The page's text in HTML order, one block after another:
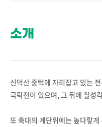
소개
신덕산 중턱에 자리잡고 있는
극락전이 있으며, 그 뒤에 칠성
또 축대의 계단위에는 높다랗